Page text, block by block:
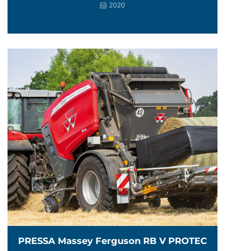
2020
PRESSA Massey Ferguson RB V PROTEC